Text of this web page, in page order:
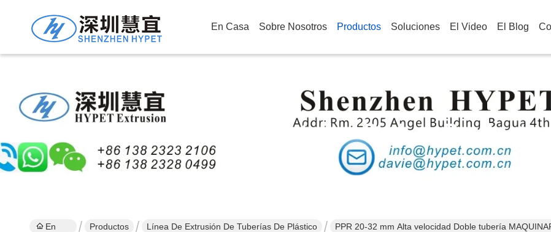
En Casa Sobre Nosotros Productos Soluciones El Video El Blog
Detalles De Los Productos
En
Productos Línea De Extrusión De Tuberías De Plástico
PPR 20-32 mm Alta velocidad Doble tubería